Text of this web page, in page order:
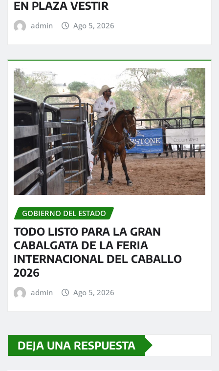
EN PLAZA VESTIR
admin Ago 5, 2026
GOBIERNO DEL ESTADO
TODO LISTO PARA LA GRAN
CABALGATA DE LA FERIA
INTERNACIONAL DEL CABALLO
2026
admin Ago 5, 2026
DEJA UNA RESPUESTA